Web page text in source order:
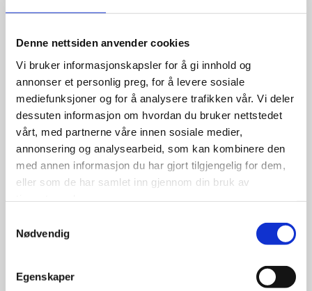
Denne nettsiden anvender cookies
Vi bruker informasjonskapsler for å gi innhold og
annonser et personlig preg, for å levere sosiale
mediefunksjoner og for å analysere trafikken vår. Vi deler
dessuten informasjon om hvordan du bruker nettstedet
vårt, med partnerne våre innen sosiale medier,
annonsering og analysearbeid, som kan kombinere den
med annen informasjon du har gjort tilgjengelig for dem,
eller som de har samlet inn gjennom din bruk av
Nødvendig
Egenskaper
Foreldre + håndball = SANT